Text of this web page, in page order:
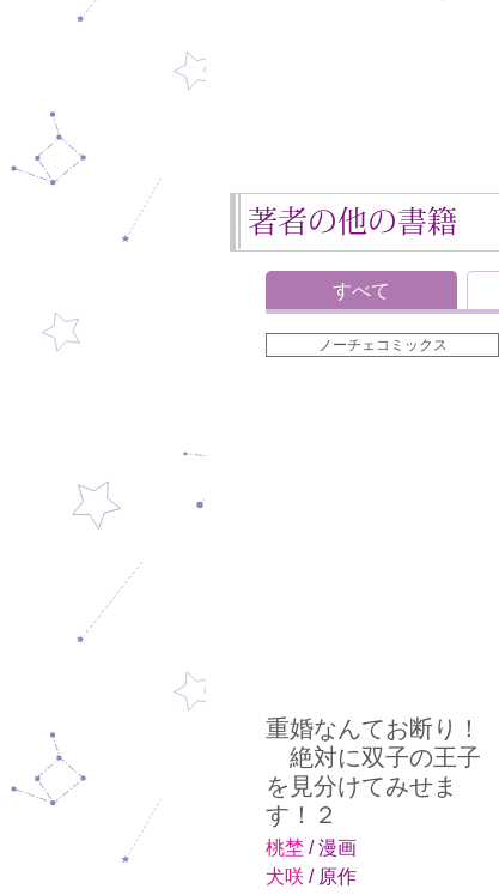
著者の他の書籍
すべて
ノーチェコミックス
重婚なんてお断り！
絶対に双子の王子
を見分けてみせま
す！２
桃埜 / 漫画
犬咲 / 原作